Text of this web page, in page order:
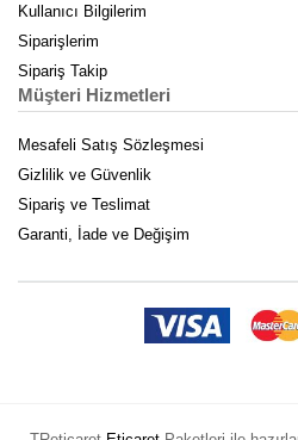
Kullanıcı Bilgilerim
Siparişlerim
Sipariş Takip
Müşteri Hizmetleri
Mesafeli Satış Sözleşmesi
Gizlilik ve Güvenlik
Sipariş ve Teslimat
Garanti, İade ve Değişim